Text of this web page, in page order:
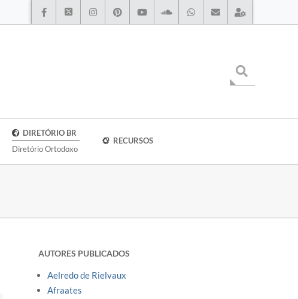
DIRETÓRIO BR
Diretório Ortodoxo
RECURSOS
AUTORES PUBLICADOS
Aelredo de Rielvaux
Afraates